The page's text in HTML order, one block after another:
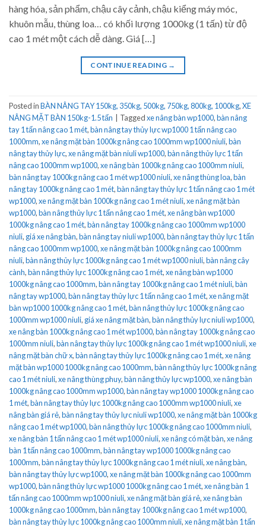
hàng hóa, sản phẩm, chậu cây cảnh, chậu kiểng máy móc,
khuôn mẫu, thùng loa… có khối lượng 1000kg (1 tấn) từ độ
cao 1 mét một cách dễ dàng. Giá […]
CONTINUE READING →
Posted inBÀN NÂNG TAY 150kg, 350kg, 500kg, 750kg, 800kg, 1000kg,XE
NÂNG MẶT BÀN 150kg-1.5 tấn
Taggedxe nâng bàn wp1000,bàn nâng
tay 1 tấn nâng cao 1 mét,bàn nâng tay thủy lực wp1000 1 tấn nâng cao
1000mm,xe nâng mặt bàn 1000kg nâng cao 1000mm wp1000 niuli,bàn
nâng tay thủy lực,xe nâng mặt bàn niuli wp1000,bàn nâng thủy lực 1 tấn
nâng cao 1000mm wp1000,xe nâng bàn 1000kg nâng cao 1000mm niuli,
bàn nâng tay 1000kg nâng cao 1 mét wp1000 niuli,xe nâng thùng loa,bàn
nâng tay 1000kg nâng cao 1 mét,bàn nâng tay thủy lực 1 tấn nâng cao 1 mét
wp1000,xe nâng mặt bàn 1000kg nâng cao 1 mét niuli,xe nâng mặt bàn
wp1000,bàn nâng thủy lực 1 tấn nâng cao 1 mét,xe nâng bàn wp1000
1000kg nâng cao 1 mét,bàn nâng tay 1000kg nâng cao 1000mm wp1000
niuli, giá xe nâng bàn,bàn nâng tay niuli wp1000,bàn nâng tay thủy lực 1 tấn
nâng cao 1000mm wp1000,xe nâng mặt bàn 1000kg nâng cao 1000mm
niuli,bàn nâng thủy lực 1000kg nâng cao 1 mét wp1000 niuli,bàn nâng cây
cành,bàn nâng thủy lực 1000kg nâng cao 1 mét,xe nâng bàn wp1000
1000kg nâng cao 1000mm,bàn nâng tay 1000kg nâng cao 1 mét niuli,bàn
nâng tay wp1000,bàn nâng tay thủy lực 1 tấn nâng cao 1 mét,xe nâng mặt
bàn wp1000 1000kg nâng cao 1 mét,bàn nâng thủy lực 1000kg nâng cao
1000mm wp1000 niuli, giá xe nâng mặt bàn,bàn nâng thủy lực niuli wp1000,
xe nâng bàn 1000kg nâng cao 1 mét wp1000,bàn nâng tay 1000kg nâng cao
1000mm niuli,bàn nâng tay thủy lực 1000kg nâng cao 1 mét wp1000 niuli,xe
nâng mặt bàn chữ x,bàn nâng tay thủy lực 1000kg nâng cao 1 mét,xe nâng
mặt bàn wp1000 1000kg nâng cao 1000mm,bàn nâng thủy lực 1000kg nâng
cao 1 mét niuli,xe nâng thùng phuy,bàn nâng thủy lực wp1000,xe nâng bàn
1000kg nâng cao 1000mm wp1000,bàn nâng tay wp1000 1000kg nâng cao
1 mét,bàn nâng tay thủy lực 1000kg nâng cao 1000mm wp1000 niuli,xe
nâng bàn giá rẻ,bàn nâng tay thủy lực niuli wp1000,xe nâng mặt bàn 1000kg
nâng cao 1 mét wp1000,bàn nâng thủy lực 1000kg nâng cao 1000mm niuli,
xe nâng bàn 1 tấn nâng cao 1 mét wp1000 niuli,xe nâng có mặt bàn,xe nâng
bàn 1 tấn nâng cao 1000mm,bàn nâng tay wp1000 1000kg nâng cao
1000mm,bàn nâng tay thủy lực 1000kg nâng cao 1 mét niuli,xe nâng bàn,
bàn nâng tay thủy lực wp1000,xe nâng mặt bàn 1000kg nâng cao 1000mm
wp1000,bàn nâng thủy lực wp1000 1000kg nâng cao 1 mét,xe nâng bàn 1
tấn nâng cao 1000mm wp1000 niuli,xe nâng mặt bàn giá rẻ,xe nâng bàn
1000kg nâng cao 1000mm,bàn nâng tay 1000kg nâng cao 1 mét wp1000,
bàn nâng tay thủy lực 1000kg nâng cao 1000mm niuli,xe nâng mặt bàn 1 tấn